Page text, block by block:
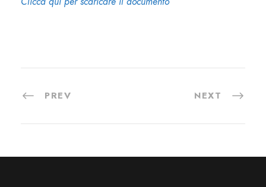
PREV NEXT